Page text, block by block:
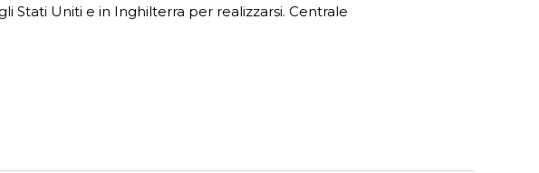
Stati Uniti e in Inghilterra per realizzarsi. Centrale